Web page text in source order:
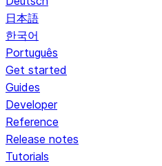
日本語
한국어
Português
Get started
Guides
Developer
Reference
Release notes
Tutorials